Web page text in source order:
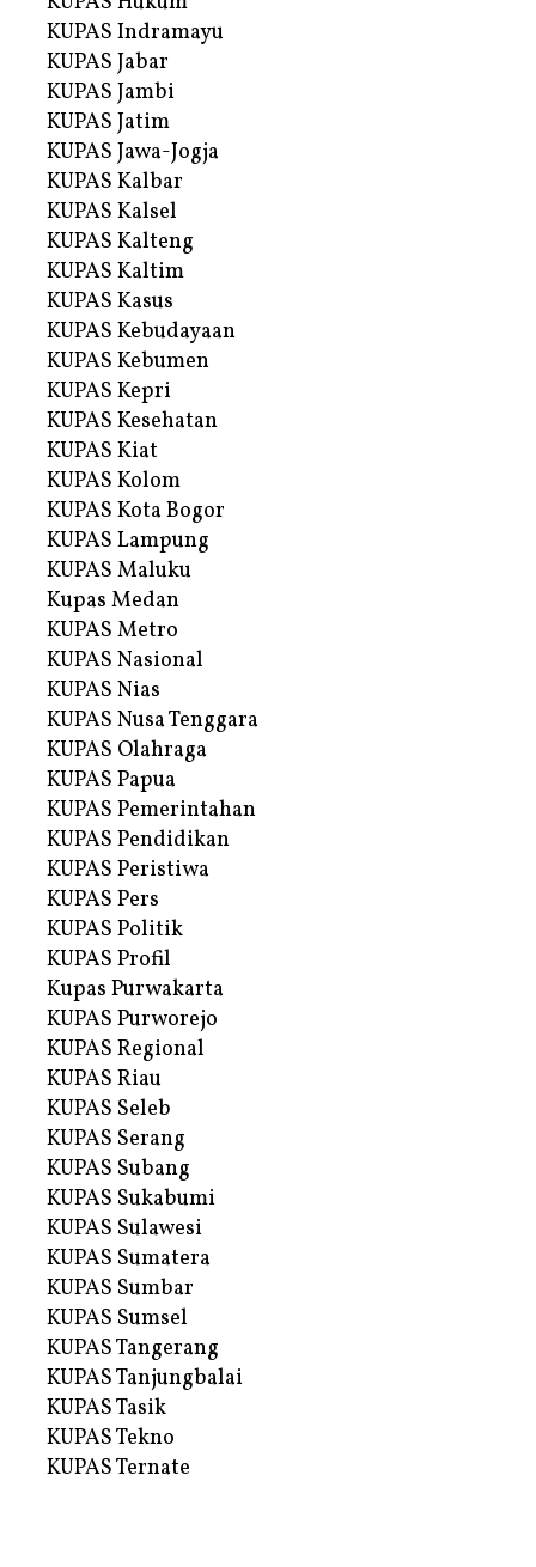
KUPAS Indramayu
KUPAS Jabar
KUPAS Jambi
KUPAS Jatim
KUPAS Jawa-Jogja
KUPAS Kalbar
KUPAS Kalsel
KUPAS Kalteng
KUPAS Kaltim
KUPAS Kasus
KUPAS Kebudayaan
KUPAS Kebumen
KUPAS Kepri
KUPAS Kesehatan
KUPAS Kiat
KUPAS Kolom
KUPAS Kota Bogor
KUPAS Lampung
KUPAS Maluku
Kupas Medan
KUPAS Metro
KUPAS Nasional
KUPAS Nias
KUPAS Nusa Tenggara
KUPAS Olahraga
KUPAS Papua
KUPAS Pemerintahan
KUPAS Pendidikan
KUPAS Peristiwa
KUPAS Pers
KUPAS Politik
KUPAS Profil
Kupas Purwakarta
KUPAS Purworejo
KUPAS Regional
KUPAS Riau
KUPAS Seleb
KUPAS Serang
KUPAS Subang
KUPAS Sukabumi
KUPAS Sulawesi
KUPAS Sumatera
KUPAS Sumbar
KUPAS Sumsel
KUPAS Tangerang
KUPAS Tanjungbalai
KUPAS Tasik
KUPAS Tekno
KUPAS Ternate